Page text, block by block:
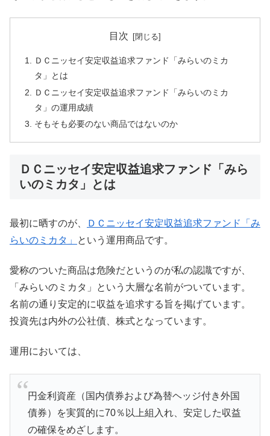
目次
ＤＣニッセイ安定収益追求ファンド「みらいのミカ
タ」とは
ＤＣニッセイ安定収益追求ファンド「みらいのミカ
タ」の運用成績
そもそも必要のない商品ではないのか
ＤＣニッセイ安定収益追求ファンド「みら
いのミカタ」とは
最初に晒すのが、
ＤＣニッセイ安定収益追求ファンド「み
らいのミカタ」
という運用商品です。
愛称のついた商品は危険だというのが私の認識ですが、
「みらいのミカタ」という大層な名前がついています。
名前の通り安定的に収益を追求する旨を掲げています。
投資先は内外の公社債、株式となっています。
運用においては、
円金利資産（国内債券および為替ヘッジ付き外国
債券）を実質的に70％以上組入れ、安定した収益
の確保をめざします。